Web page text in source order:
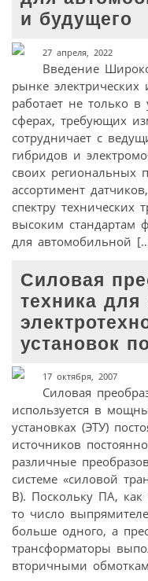
и будущего
27 апреля, 2022
Введение
рынке
работает не только
сферах, требующих
сотрудничает с
гибридов и
своих региональных
ассортимент
спектру технических
высоким стандартам
для автомобильной
Силовая
техника
установок
17 октября, 2007
Силовая
используется в
установках (ЭТУ)
источников
различные
системе «силовой
В). Поскольку ПА,
то число
больше одного, а
трансформаторы
вторичными